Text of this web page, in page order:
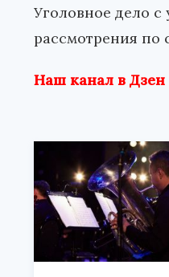
Уголовное дело
рассмотрения по
Наш канал в Дзен